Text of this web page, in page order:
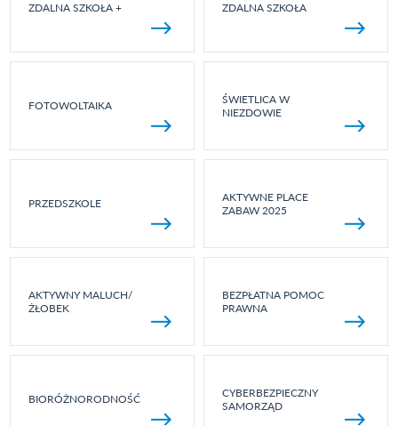
ZDALNA SZKOŁA + ZDALNA SZKOŁA
FOTOWOLTAIKA
ŚWIETLICA W
NIEZDOWIE
PRZEDSZKOLE
AKTYWNE PLACE
ZABAW 2025
AKTYWNY MALUCH/
ŻŁOBEK
BEZPŁATNA POMOC
PRAWNA
BIORÓŻNORODNOŚĆ
CYBERBEZPIECZNY
SAMORZĄD